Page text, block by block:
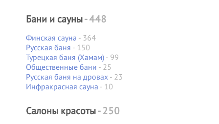
Бани и сауны- 448
Финская сауна - 364
Русская баня - 150
Турецкая баня (Хамам)- 99
Общественные бани - 25
Русская баня на дровах- 23
Инфракрасная сауна - 10
Салоны красоты- 250